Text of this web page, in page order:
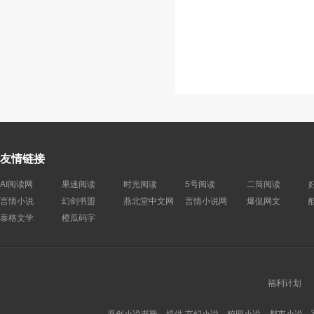
友情链接
AI阅读网 果迷阅读 时光阅读 5号阅读 二筒阅读
言情小说
幻剑书盟 燕北堂中文网 言情小说网 爆侃网文
泰格文学
橙瓜码字
福利计划